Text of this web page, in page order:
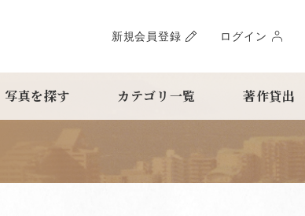
新規会員登録 ログイン
写真を探す カテゴリ一覧 著作貸出